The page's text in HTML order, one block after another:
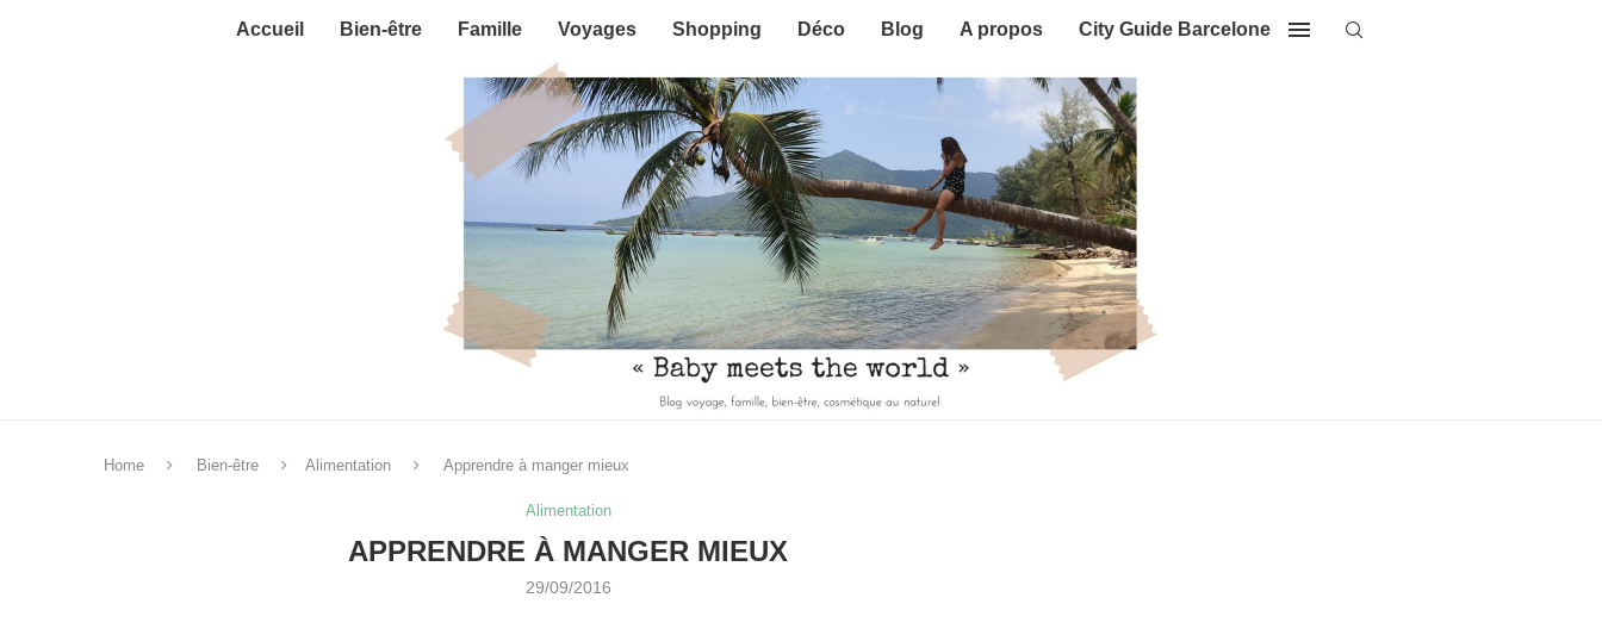
Accueil Bien-être Famille Voyages Shopping Déco Blog A propos City Guide Barcelone
Home Bien-être Alimentation Apprendre à manger mieux
Alimentation
APPRENDRE À MANGER MIEUX
29/09/2016